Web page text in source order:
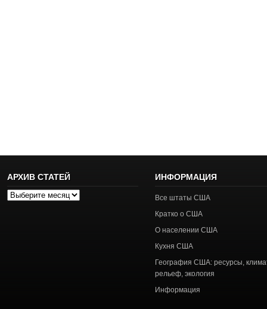
АРХИВ СТАТЕЙ
Архив
ИНФОРМАЦИЯ
Все штаты США
Кратко о США
О населении США
Кухня США
География США: ресурсы,
рельеф, экология
Информация